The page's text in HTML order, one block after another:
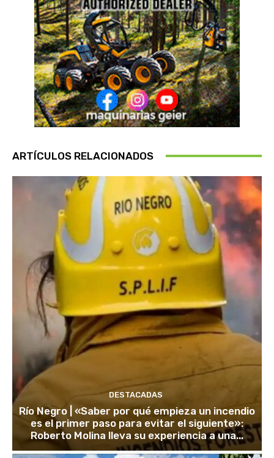
ARTÍCULOS RELACIONADOS
DESTACADAS
Río Negro | «Saber por qué empieza un incendio
es el primer paso para evitar el siguiente»:
Roberto Molina lleva su experiencia a una...